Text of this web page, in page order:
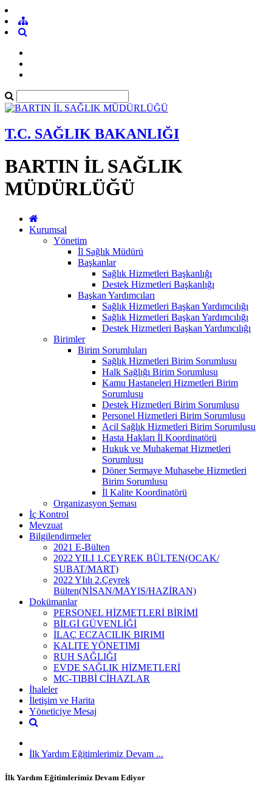
T.C. SAĞLIK BAKANLIĞI
BARTIN İL SAĞLIK
MÜDÜRLÜĞÜ
Kurumsal
Yönetim
İl Sağlık Müdürü
Başkanlar
Sağlık Hizmetleri Başkanlığı
Destek Hizmetleri Başkanlığı
Başkan Yardımcıları
Sağlık Hizmetleri Başkan Yardımcılığı
Sağlık Hizmetleri Başkan Yardımcılığı
Destek Hizmetleri Başkan Yardımcılığı
Birimler
Birim Sorumluları
Sağlık Hizmetleri Birim Sorumlusu
Halk Sağlığı Birim Sorumlusu
Kamu Hastaneleri Hizmetleri Birim
Sorumlusu
Destek Hizmetleri Birim Sorumlusu
Personel Hizmetleri Birim Sorumlusu
Acil Sağlık Hizmetleri Birim Sorumlusu
Hasta Hakları İl Koordinatörü
Hukuk ve Muhakemat Hizmetleri
Sorumlusu
Döner Sermaye Muhasebe Hizmetleri
Birim Sorumlusu
İl Kalite Koordinatörü
Organizasyon Şeması
İç Kontrol
Mevzuat
Bilgilendirmeler
2021 E-Bülten
2022 YILI 1.ÇEYREK BÜLTEN(OCAK/
ŞUBAT/MART)
2022 YIılı 2.Çeyrek
Bülten(NİSAN/MAYIS/HAZİRAN)
Dokümanlar
PERSONEL HİZMETLERİ BİRİMİ
BİLGİ GÜVENLİĞİ
İLAÇ ECZACILIK BIRIMI
KALITE YÖNETIMI
RUH SAĞLIĞI
EVDE SAĞLIK HİZMETLERİ
MC-TIBBİ CİHAZLAR
İhaleler
İletişim ve Harita
Yöneticiye Mesaj
İlk Yardım Eğitimlerimiz Devam ...
İlk Yardım Eğitimlerimiz Devam Ediyor